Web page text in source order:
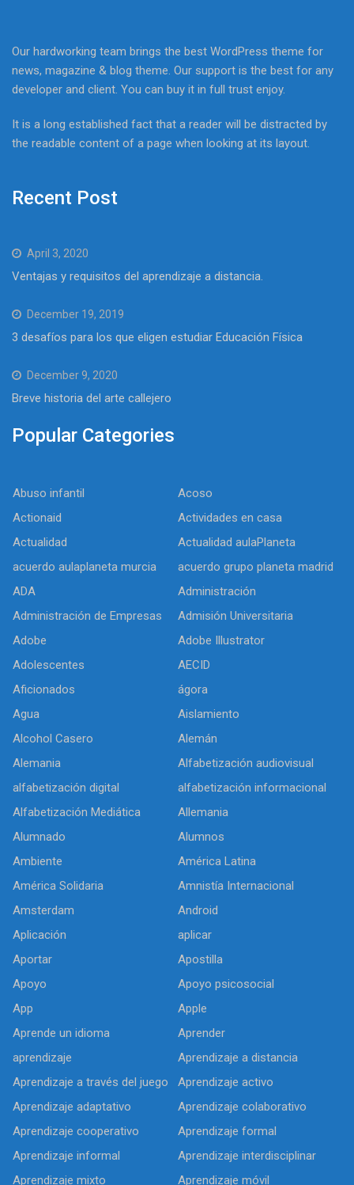
Our hardworking team brings the best WordPress theme for
news, magazine & blog theme. Our support is the best for any
developer and client. You can buy it in full trust enjoy.
It is a long established fact that a reader will be distracted by
the readable content of a page when looking at its layout.
Recent Post
April 3, 2020
Ventajas y requisitos del aprendizaje a distancia.
December 19, 2019
3 desafíos para los que eligen estudiar Educación Física
December 9, 2020
Breve historia del arte callejero
Popular Categories
Abuso infantil
Acoso
Actionaid
Actividades en casa
Actualidad
Actualidad aulaPlaneta
acuerdo aulaplaneta murcia
acuerdo grupo planeta madrid
ADA
Administración
Administración de Empresas
Admisión Universitaria
Adobe
Adobe Illustrator
Adolescentes
AECID
Aficionados
ágora
Agua
Aislamiento
Alcohol Casero
Alemán
Alemania
Alfabetización audiovisual
alfabetización digital
alfabetización informacional
Alfabetización Mediática
Allemania
Alumnado
Alumnos
Ambiente
América Latina
América Solidaria
Amnistía Internacional
Amsterdam
Android
Aplicación
aplicar
Aportar
Apostilla
Apoyo
Apoyo psicosocial
App
Apple
Aprende un idioma
Aprender
aprendizaje
Aprendizaje a distancia
Aprendizaje a través del juego
Aprendizaje activo
Aprendizaje adaptativo
Aprendizaje colaborativo
Aprendizaje cooperativo
Aprendizaje formal
Aprendizaje informal
Aprendizaje interdisciplinar
Aprendizaje mixto
Aprendizaje móvil